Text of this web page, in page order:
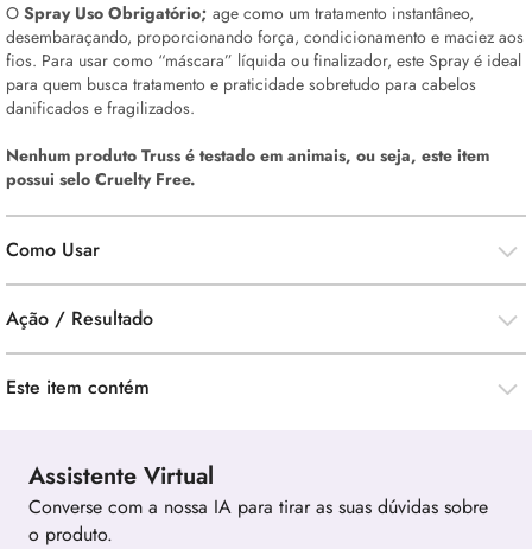
O Spray Uso Obrigatório; age como um tratamento instantâneo,
desembaraçando, proporcionando força, condicionamento e maciez aos
fios. Para usar como “máscara” líquida ou finalizador, este Spray é ideal
para quem busca tratamento e praticidade sobretudo para cabelos
danificados e fragilizados.
Nenhum produto Truss é testado em animais, ou seja, este item
possui selo Cruelty Free.
Como Usar
Ação / Resultado
Este item contém
Assistente Virtual
Converse com a nossa IA para tirar as suas dúvidas sobre
o produto.